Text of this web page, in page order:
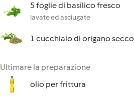
5 foglie di basilico fresco
lavate ed asciugate
1 cucchiaio di origano secco
Ultimare la preparazione
olio per frittura